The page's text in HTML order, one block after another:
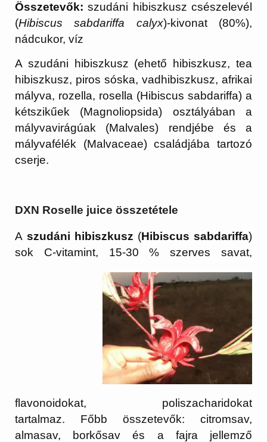
Összetevők: szudáni hibiszkusz csészelevél
(Hibiscus sabdariffa calyx)-kivonat (80%),
nádcukor, víz
A szudáni hibiszkusz (ehető hibiszkusz, tea
hibiszkusz, piros sóska, vadhibiszkusz, afrikai
mályva, rozella, rosella (Hibiscus sabdariffa) a
kétszikűek (Magnoliopsida) osztályában a
mályvavirágúak (Malvales) rendjébe és a
mályvafélék (Malvaceae) családjába tartozó
cserje.
DXN Roselle juice összetétele
A szudáni hibiszkusz (Hibiscus sabdariffa)
sok C-vitamint, 15-30 % szerves savat,
flavonoidokat, poliszacharidokat
tartalmaz. Főbb összetevők: citromsav,
almasav, borkősav és a fajra jellemző